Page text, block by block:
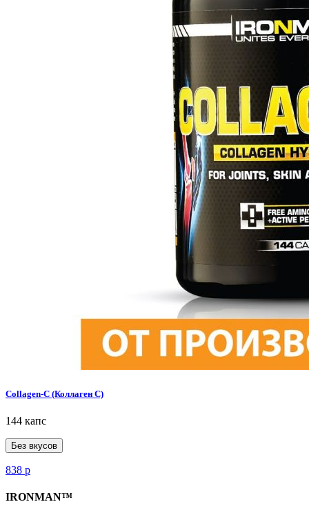
Collagen-C (Коллаген С)
144 капс
Без вкусов
838 р
IRONMAN™